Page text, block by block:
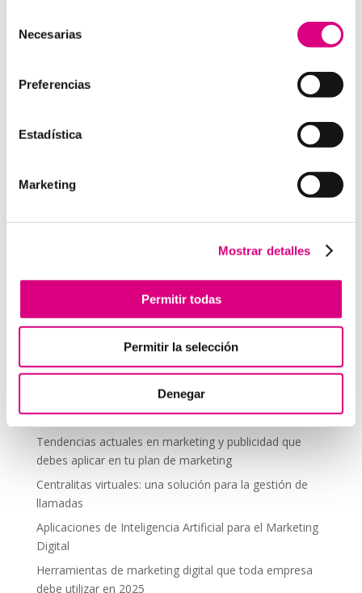
Necesarias
Preferencias
Estadística
Marketing
Mostrar detalles
Permitir todas
Permitir la selección
Denegar
negocio. Telefonía Virtual, Antivirus y Seguridad,
excelente. Puedes contactar con nosotros en el 900
Telefonía Virtual
Interfonos IP para aerogeneradores: comunicación
segura en altura
Telefonía virtual para el trabajo remoto: comunícate
desde donde estés
Tendencias actuales en marketing y publicidad que
debes aplicar en tu plan de marketing
Centralitas virtuales: una solución para la gestión de
llamadas
Aplicaciones de Inteligencia Artificial para el Marketing
Digital
Herramientas de marketing digital que toda empresa
debe utilizar en 2025